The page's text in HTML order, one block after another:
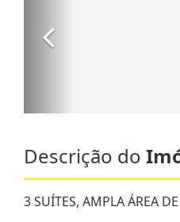
Descrição do
3 SUÍTES, AMPLA ÁREA